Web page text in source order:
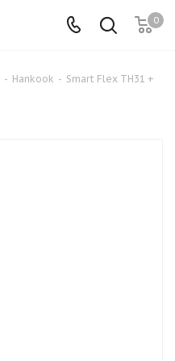
0
- Hankook - Smart Flex TH31 +